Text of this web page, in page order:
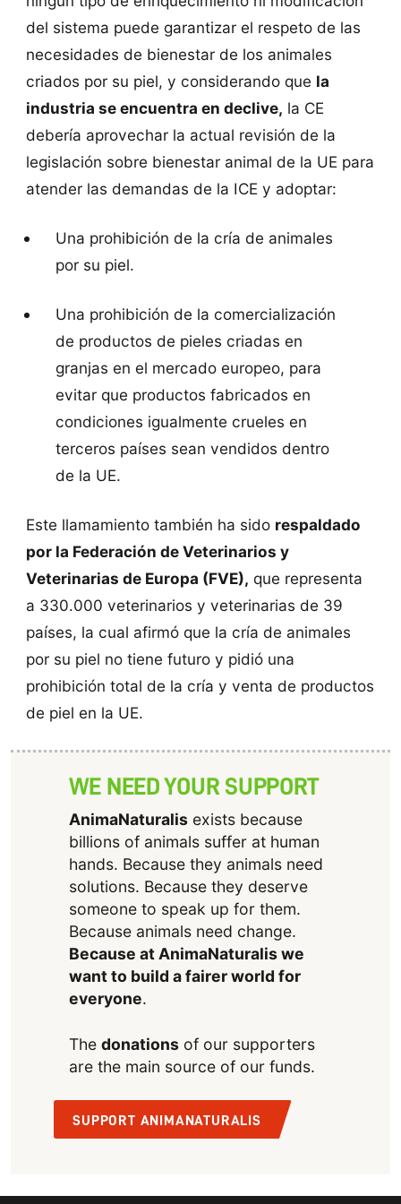
del sistema puede garantizar el respeto de las
necesidades de bienestar de los animales
criados por su piel, y considerando que la
industria se encuentra en declive, la CE
debería aprovechar la actual revisión de la
legislación sobre bienestar animal de la UE para
atender las demandas de la ICE y adoptar:
Una prohibición de la cría de animales
por su piel.
Una prohibición de la comercialización
de productos de pieles criadas en
granjas en el mercado europeo, para
evitar que productos fabricados en
condiciones igualmente crueles en
terceros países sean vendidos dentro
de la UE.
Este llamamiento también ha sido respaldado
por la Federación de Veterinarios y
Veterinarias de Europa (FVE), que representa
a 330.000 veterinarios y veterinarias de 39
países, la cual afirmó que la cría de animales
por su piel no tiene futuro y pidió una
prohibición total de la cría y venta de productos
de piel en la UE.
WE NEED YOUR SUPPORT
AnimaNaturalisexists because
billions of animals suffer at human
hands. Because they animals need
solutions. Because they deserve
someone to speak up for them.
Because animals need change.
Because at AnimaNaturalis we
want to build a fairer world for
everyone.
The donationsof our supporters
are the main source of our funds.
SUPPORT ANIMANATURALIS